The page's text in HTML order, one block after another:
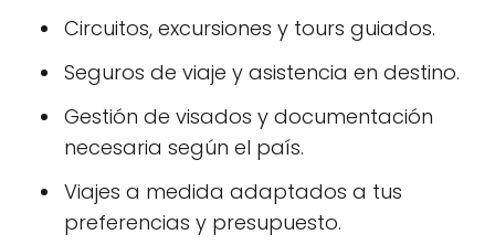
Circuitos, excursiones y tours guiados.
Seguros de viaje y asistencia en destino.
Gestión de visados y documentación
necesaria según el país.
Viajes a medida adaptados a tus
preferencias y presupuesto.